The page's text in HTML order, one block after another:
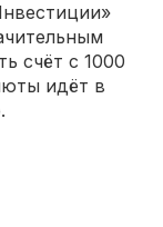
счёт с 1000
идёт в